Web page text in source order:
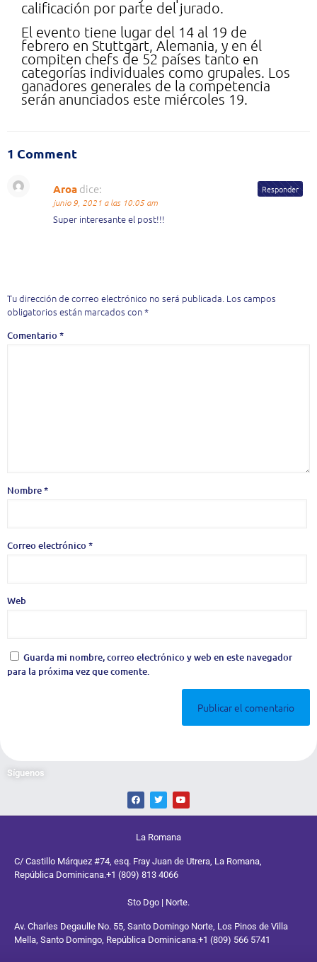
calificación por parte del jurado.
El evento tiene lugar del 14 al 19 de
febrero en Stuttgart, Alemania, y en él
compiten chefs de 52 países tanto en
categorías individuales como grupales. Los
ganadores generales de la competencia
serán anunciados este miércoles 19.
1 Comment
Aroa dice:
junio 9, 2021 a las 10:05 am
Super interesante el post!!!
Responder
Tu dirección de correo electrónico no será publicada. Los campos
obligatorios están marcados con*
Comentario*
Nombre*
Correo electrónico*
Web
Guarda mi nombre, correo electrónico y web en este navegador
para la próxima vez que comente.
Síguenos
La Romana
C/ Castillo Márquez #74, esq. Fray Juan de Utrera, La Romana,
República Dominicana.+1 (809) 813 4066
Sto Dgo | Norte.
Av. Charles Degaulle No. 55, Santo Domingo Norte, Los Pinos de Villa
Mella, Santo Domingo, República Dominicana.+1 (809) 566 5741